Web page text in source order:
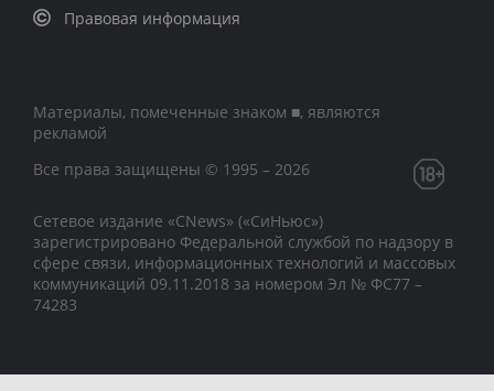
Правовая информация
Материалы, помеченные знаком ■, являются
рекламой
Все права защищены © 1995 – 2026
Сетевое издание «CNews» («СиНьюс»)
зарегистрировано Федеральной службой по надзору в
сфере связи, информационных технологий и массовых
коммуникаций 09.11.2018 за номером Эл № ФС77 –
74283